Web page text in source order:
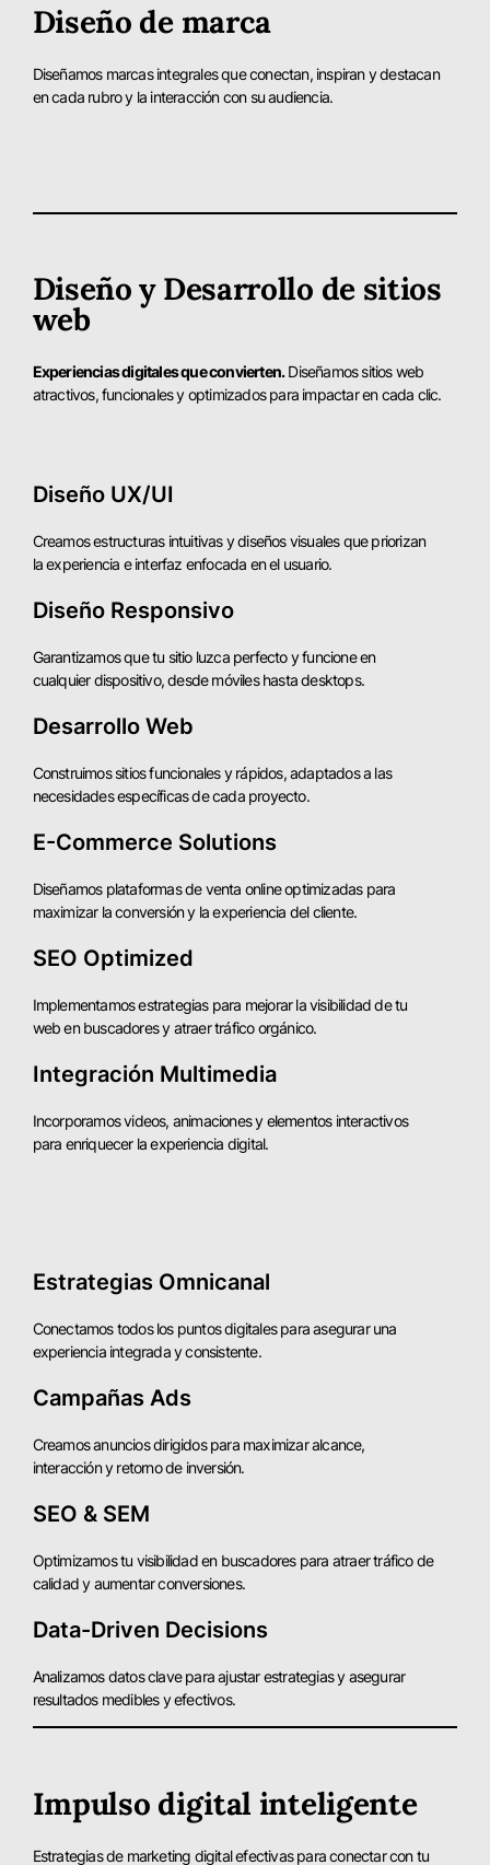
Diseño de marca
Diseñamos marcas integrales que conectan, inspiran y destacan
en cada rubro y la interacción con su audiencia.
Diseño y Desarrollo de sitios
web
Experiencias digitales que convierten.Diseñamos sitios web
atractivos, funcionales y optimizados para impactar en cada clic.
Diseño UX/UI
Creamos estructuras intuitivas y diseños visuales que priorizan
la experiencia e interfaz enfocada en el usuario.
Diseño Responsivo
Garantizamos que tu sitio luzca perfecto y funcione en
cualquier dispositivo, desde móviles hasta desktops.
Desarrollo Web
Construimos sitios funcionales y rápidos, adaptados a las
necesidades específicas de cada proyecto.
E-Commerce Solutions
Diseñamos plataformas de venta online optimizadas para
maximizar la conversión y la experiencia del cliente.
SEO Optimized
Implementamos estrategias para mejorar la visibilidad de tu
web en buscadores y atraer tráfico orgánico.
Integración Multimedia
Incorporamos videos, animaciones y elementos interactivos
para enriquecer la experiencia digital.
Estrategias Omnicanal
Conectamos todos los puntos digitales para asegurar una
experiencia integrada y consistente.
Campañas Ads
Creamos anuncios dirigidos para maximizar alcance,
interacción y retorno de inversión.
SEO & SEM
Optimizamos tu visibilidad en buscadores para atraer tráfico de
calidad y aumentar conversiones.
Data-Driven Decisions
Analizamos datos clave para ajustar estrategias y asegurar
resultados medibles y efectivos.
Impulso digital inteligente
Estrategias de marketing digital efectivas para conectar con tu